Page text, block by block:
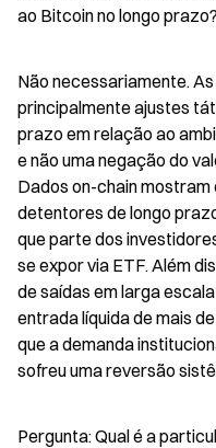
ao Bitcoin no longo prazo?
Não necessariamente.
principalmente ajustes
prazo em relação ao
e não uma negação do
Dados on-chain mostram
detentores de longo
que parte dos
se expor via ETF. Além
de saídas em larga
entrada líquida de mais
que a demanda
sofreu uma reversão
Pergunta: Qual é a